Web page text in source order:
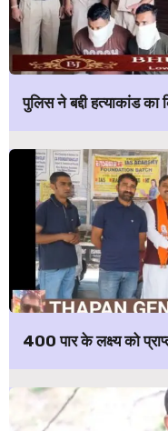
पुलिस ने बद्दी हत्याकांड का
400 पार के लक्ष्य को